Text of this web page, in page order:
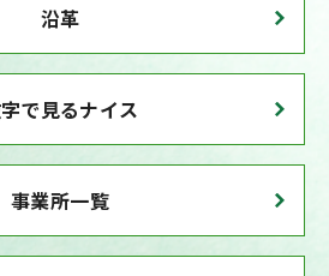
沿革
で見るナイス
事業所一覧